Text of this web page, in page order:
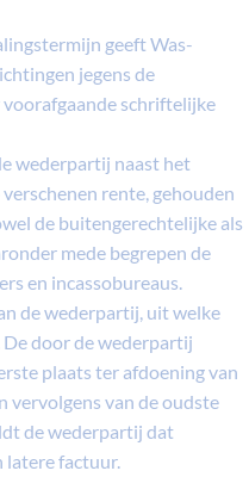
geeft Was-
jegens de
schriftelijke
wederpartij naast het
rente, gehouden
de buitengerechtelijke als
mede begrepen de
en incassobureaus.
de wederpartij, uit welke
door de wederpartij
plaats ter afdoening van
vervolgens van de oudste
de wederpartij dat
latere factuur.